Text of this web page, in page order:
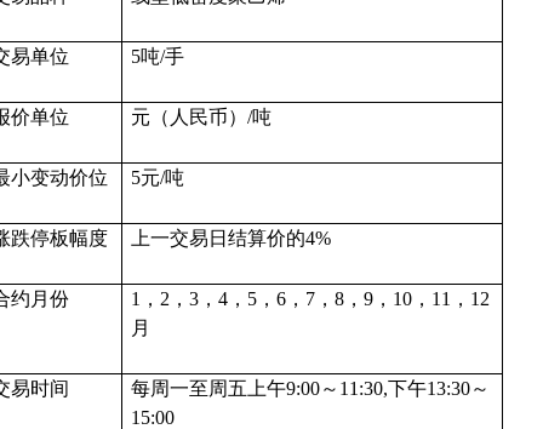
易单位 5吨/手
价单位 元（人民币）/吨
小变动价位 5元/吨
跌停板幅度 上一交易日结算价的4%
约月份
1，2，3，4，5，6，7，8，9，10，11，12
月
易时间 每周一至周五上午9:00～11:30,下午13:30～
15:00